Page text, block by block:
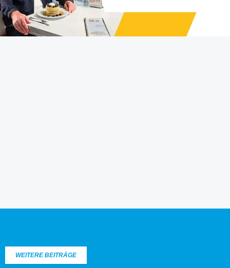
WEITERE BEITRÄGE